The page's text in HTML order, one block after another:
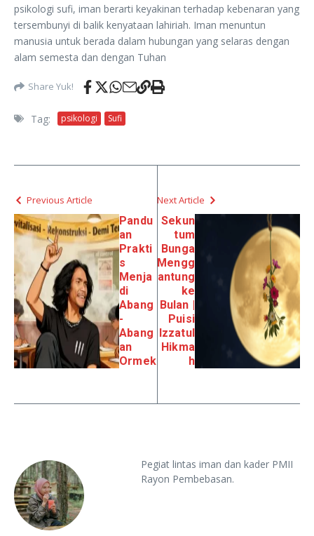
psikologi sufi, iman berarti keyakinan terhadap kebenaran yang
tersembunyi di balik kenyataan lahiriah. Iman menuntun
manusia untuk berada dalam hubungan yang selaras dengan
alam semesta dan dengan Tuhan
Share Yuk!
Tag: psikologi Sufi
Previous Article
Pandu
an
Prakti
s
Menja
di
Abang
-
Abang
an
Ormek
Next Article
Sekun
tum
Bunga
Mengg
antung
ke
Bulan |
Puisi
Izzatul
Hikma
h
Pegiat lintas iman dan kader PMII
Rayon Pembebasan.